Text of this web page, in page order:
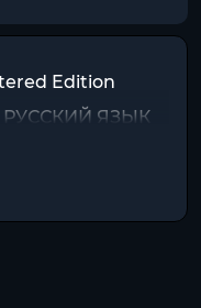
Edition
РУССКИЙ ЯЗЫК